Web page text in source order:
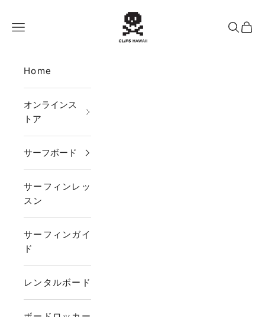
CLIPS HAWAII
メニュー
検索カー
Home
オンラインス
トア
サーフボード
サーフィンレッ
スン
サーフィンガイ
ド
レンタルボード